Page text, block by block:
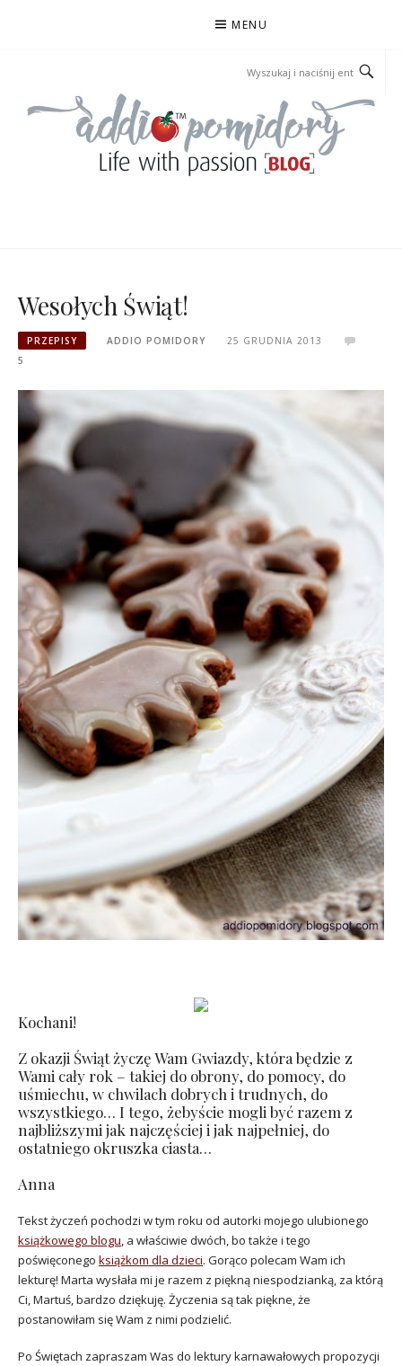
MENU
Wesołych Świąt!
PRZEPISY ADDIO POMIDORY
25 GRUDNIA 2013
5
Kochani!
Z okazji Świąt życzę Wam Gwiazdy, która będzie z
Wami cały rok – takiej do obrony, do pomocy, do
uśmiechu, w chwilach dobrych i trudnych, do
wszystkiego… I tego, żebyście mogli być razem z
najbliższymi jak najczęściej i jak najpełniej, do
ostatniego okruszka ciasta…
Anna
Tekst życzeń pochodzi w tym roku od autorki mojego ulubionego
książkowego blogu, a właściwie dwóch, bo także i tego
poświęconego książkom dla dzieci. Gorąco polecam Wam ich
lekturę! Marta wysłała mi je razem z piękną niespodzianką, za którą
Ci, Martuś, bardzo dziękuję. Życzenia są tak piękne, że
postanowiłam się Wam z nimi podzielić.
Po Świętach zapraszam Was do lektury karnawałowych propozycji